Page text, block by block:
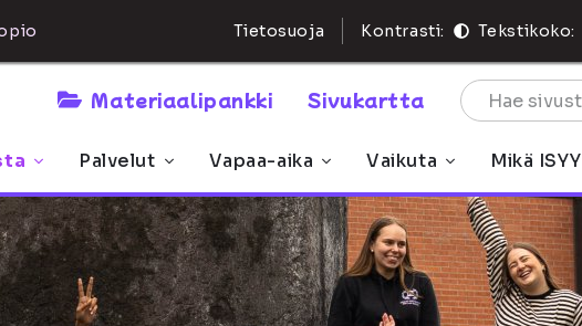
Tietosuoja Kontrasti: Tekstikoko:
Materiaalipankki Sivukartta
Palvelut Vapaa-aika Vaikuta Mikä ISYY